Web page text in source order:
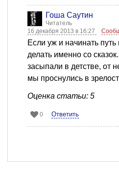
Гоша Саутин
Читатель
16 декабря 2013 в 16:27
Если уж и начинать путь
делать именно со
засыпали в детстве, от
мы проснулись в
Оценка статьи: 5
0 Ответить